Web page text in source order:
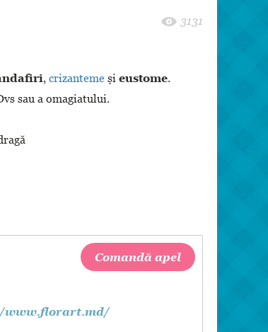
Zi de Naștere
Botez
3131
, crizanteme și eustome.
sau a omagiatului.
Comandă apel
www.florart.md/